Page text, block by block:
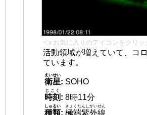
👈 お気に入りのアイコンをクリッ
活動領域が増えていて、コ
ています。
衛星
えいせい
: SOHO
時刻
じこく
: 8時11分
種類
しゅるい
: 極端紫外線
きょくたんしがいせん